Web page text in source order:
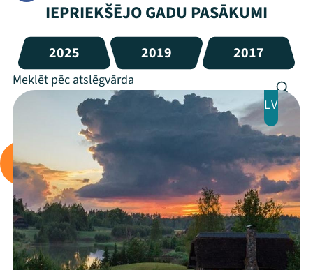
IEPRIEKŠĒJO GADU PASĀKUMI
2025 2019 2017
LV